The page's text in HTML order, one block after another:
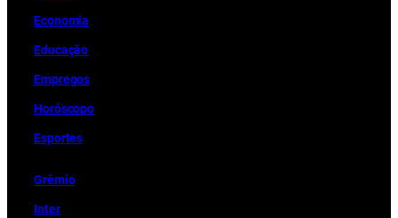
Economia
Educação
Empregos
Horóscopo
Esportes
Grêmio
Inter